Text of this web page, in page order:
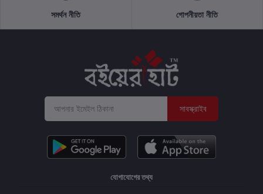
সমর্থন নীতি গোপনীয়তা নীতি
সাবস্ক্রাইব
যোগাযোগের তথ্য